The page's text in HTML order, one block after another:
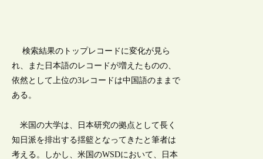
検索結果のトップレコードに変化が見ら
れ、また日本語のレコードが増えたものの、
依然として上位の3レコードは中国語のままで
ある。
米国の大学は、日本研究の拠点として長く
知日派を排出する揺籃となってきたと筆者は
考える。しかし、米国のWSDにおいて、日本